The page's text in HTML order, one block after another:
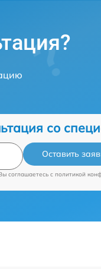
со
Оставить
соглашаетесь c политикой